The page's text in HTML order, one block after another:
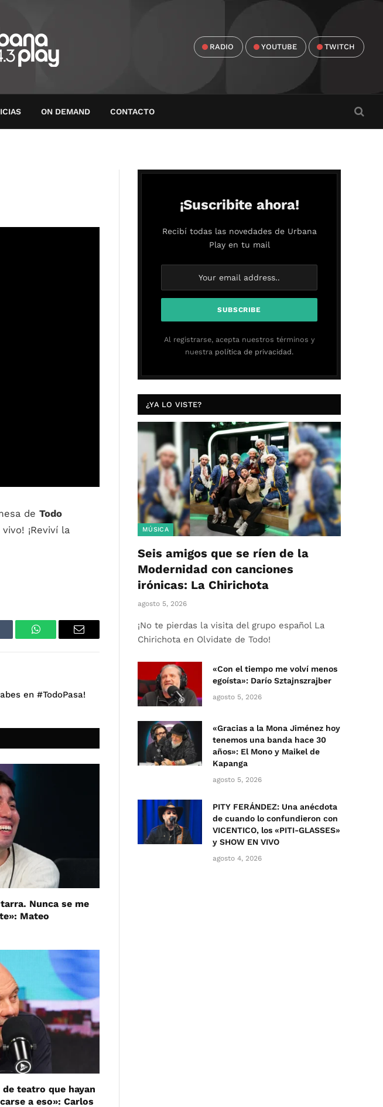
RADIO YOUTUBE TWITCH
ON DEMAND CONTACTO
de Todo
¡Reviví la
WhatsAppEmail
en #TodoPasa!
Nunca se me
Mateo
teatro que hayan
a eso»: Carlos
¡Suscribite ahora!
Recibí todas las novedades de Urbana
Play en tu mail
Al registrarse, acepta nuestros términos y
nuestra política de privacidad.
¿YA LO VISTE?
MÚSICA
Seis amigos que se ríen de la
Modernidad con canciones
irónicas: La Chirichota
agosto 5, 2026
¡No te pierdas la visita del grupo español La
Chirichota en Olvidate de Todo!
«Con el tiempo me volví menos
egoísta»: Darío Sztajnszrajber
agosto 5, 2026
«Gracias a la Mona Jiménez hoy
tenemos una banda hace 30
años»: El Mono y Maikel de
Kapanga
agosto 5, 2026
PITY FERÁNDEZ: Una anécdota
de cuando lo confundieron con
VICENTICO, los «PITI-GLASSES»
y SHOW EN VIVO
agosto 4, 2026